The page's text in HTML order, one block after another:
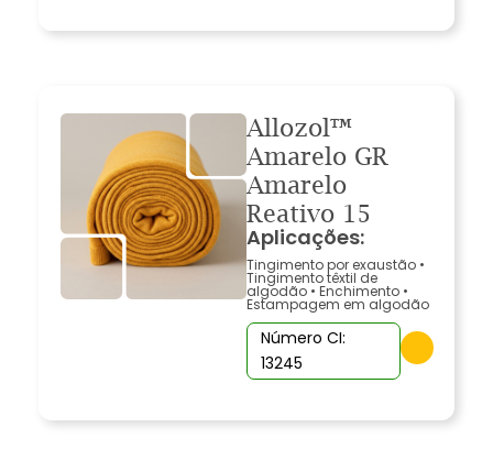
Allozol™
Amarelo GR
Amarelo
Reativo 15
Aplicações:
Tingimento por exaustão •
Tingimento têxtil de
algodão • Enchimento •
Estampagem em algodão
Número CI:
13245